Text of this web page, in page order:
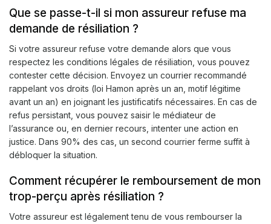
Que se passe-t-il si mon assureur refuse ma
demande de résiliation ?
Si votre assureur refuse votre demande alors que vous
respectez les conditions légales de résiliation, vous pouvez
contester cette décision. Envoyez un courrier recommandé
rappelant vos droits (loi Hamon après un an, motif légitime
avant un an) en joignant les justificatifs nécessaires. En cas de
refus persistant, vous pouvez saisir le médiateur de
l’assurance ou, en dernier recours, intenter une action en
justice. Dans 90% des cas, un second courrier ferme suffit à
débloquer la situation.
Comment récupérer le remboursement de mon
trop-perçu après résiliation ?
Votre assureur est légalement tenu de vous rembourser la